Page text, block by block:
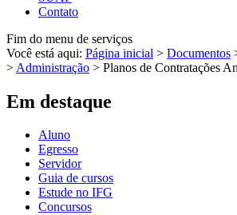
Contato
Fim do menu de serviços
Você está aqui: Página inicial > Documentos
> Administração > Planos de Contratações
Em destaque
Aluno
Egresso
Servidor
Guia de cursos
Estude no IFG
Concursos